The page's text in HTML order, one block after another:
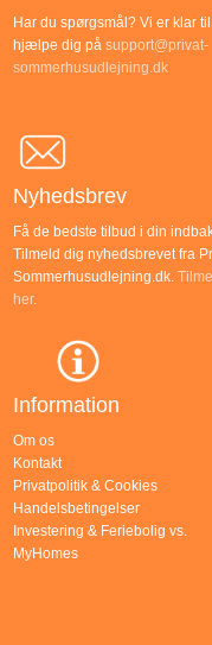
Har du spørgsmål? Vi er klar
hjælpe dig på support@privat-
sommerhusudlejning.dk
Nyhedsbrev
Få de bedste tilbud i din
Tilmeld dig nyhedsbrevet fra
Sommerhusudlejning.dk.
her.
Information
Om os
Kontakt
Privatpolitik & Cookies
Handelsbetingelser
Investering & Feriebolig vs.
MyHomes